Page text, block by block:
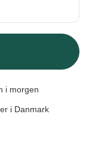
i morgen
i Danmark